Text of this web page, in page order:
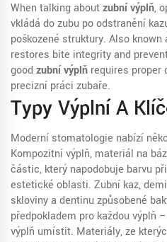
When talking aboutzubní výplň,
vkládá do zubu po odstranění
poškozené struktury. Also known
restores bite integrity and
good zubní výplň requires proper
precizní práci zubaře.
Typy Výplní A
Moderní stomatologie nabízí
Kompozitní výplň, materiál na
částic, který napodobuje barvu
estetické oblasti. Zubní kaz,
skloviny a dentinu způsobené
předpokladem pro každou výplň
výplň umístit. Materiály, ze